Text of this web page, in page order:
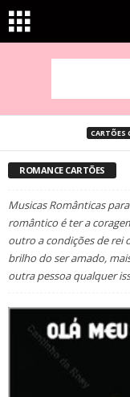
CARTÕES
ROMANCE CARTÕES
Musicas Românticas
romântico é ter a
outro a condições de rei
brilho do ser amado,
outra pessoa qualquer